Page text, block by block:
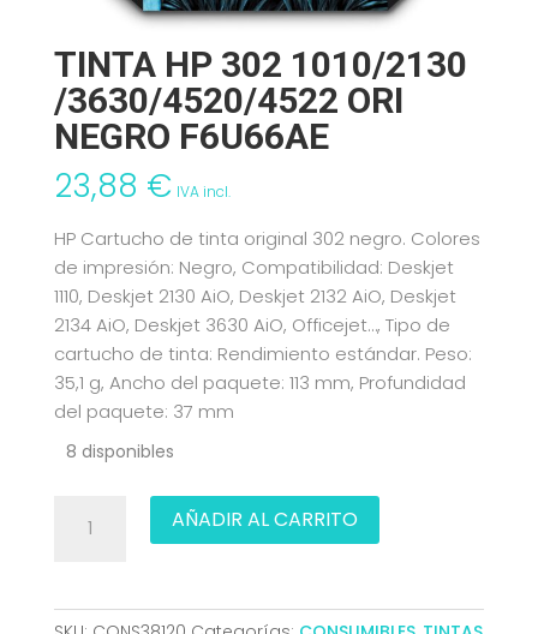
TINTA HP 302 1010/2130
/3630/4520/4522 ORI
NEGRO F6U66AE
23,88 € IVA incl.
HP Cartucho de tinta original 302 negro. Colores
de impresión: Negro, Compatibilidad: Deskjet
1110, Deskjet 2130 AiO, Deskjet 2132 AiO, Deskjet
2134 AiO, Deskjet 3630 AiO, Officejet…, Tipo de
cartucho de tinta: Rendimiento estándar. Peso:
35,1 g, Ancho del paquete: 113 mm, Profundidad
del paquete: 37 mm
8 disponibles
/3630/4520/4522
AÑADIR AL CARRITO